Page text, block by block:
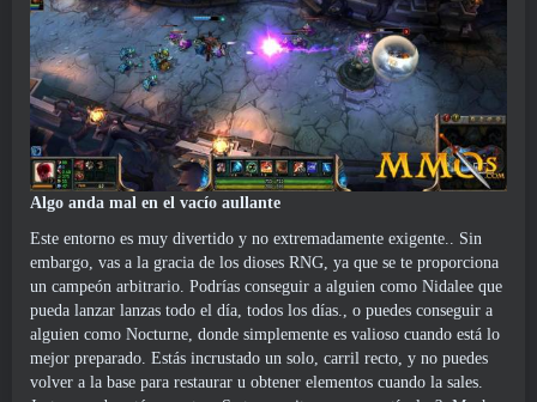
Algo anda mal en el vacío aullante
Este entorno es muy divertido y no extremadamente exigente.. Sin
embargo, vas a la gracia de los dioses RNG, ya que se te proporciona
un campeón arbitrario. Podrías conseguir a alguien como Nidalee que
pueda lanzar lanzas todo el día, todos los días., o puedes conseguir a
alguien como Nocturne, donde simplemente es valioso cuando está lo
mejor preparado. Estás incrustado un solo, carril recto, y no puedes
volver a la base para restaurar u obtener elementos cuando la sales.